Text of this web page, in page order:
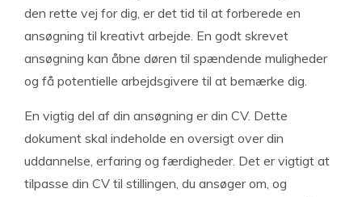
den rette vej for dig, er det tid til at forberede en
ansøgning til kreativt arbejde. En godt skrevet
ansøgning kan åbne døren til spændende muligheder
og få potentielle arbejdsgivere til at bemærke dig.
En vigtig del af din ansøgning er din CV. Dette
dokument skal indeholde en oversigt over din
uddannelse, erfaring og færdigheder. Det er vigtigt at
tilpasse din CV til stillingen, du ansøger om, og